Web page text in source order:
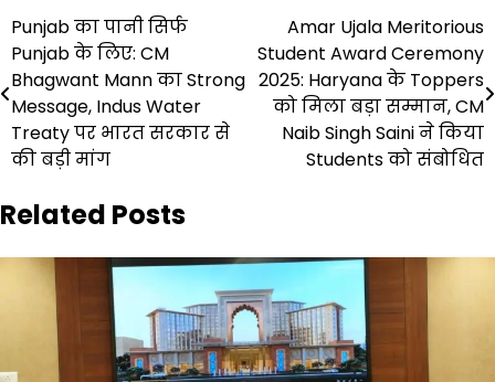
Post
navigation
Punjab का पानी सिर्फ
Punjab के लिए: CM
Bhagwant Mann का Strong
Message, Indus Water
Treaty पर भारत सरकार से
की बड़ी मांग
Amar Ujala Meritorious
Student Award Ceremony
2025: Haryana के Toppers
को मिला बड़ा सम्मान, CM
Naib Singh Saini ने किया
Students को संबोधित
Related Posts